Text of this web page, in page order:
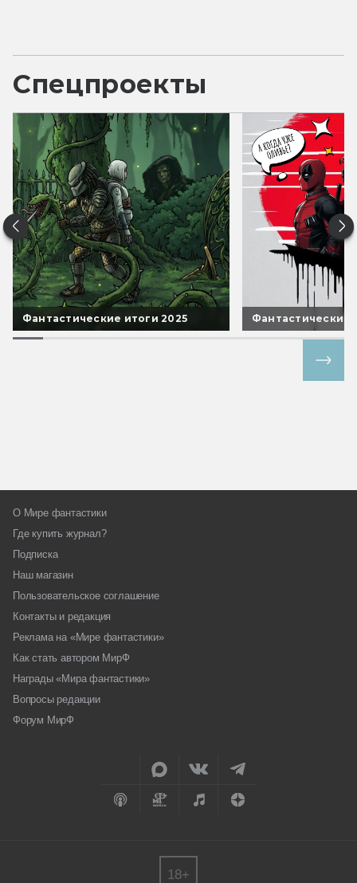
Спецпроекты
Фантастические итоги 2025 Фантастические
О Мире фантастики
Где купить журнал?
Подписка
Наш магазин
Пользовательское соглашение
Контакты и редакция
Реклама на «Мире фантастики»
Как стать автором МирФ
Награды «Мира фантастики»
Вопросы редакции
Форум МирФ
18+